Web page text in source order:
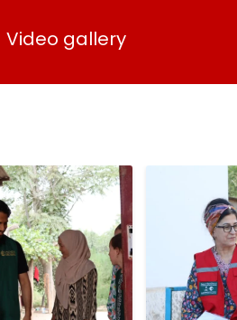
Video gallery